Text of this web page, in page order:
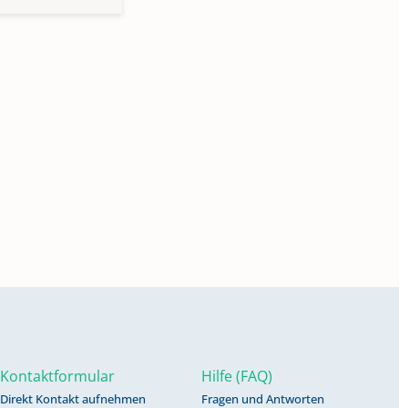
Kontaktformular
Direkt Kontakt aufnehmen
Hilfe (FAQ)
Fragen und Antworten